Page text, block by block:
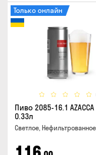
Только онлайн
Пиво 2085-16.1 AZACCA
0.33л
Светлое,